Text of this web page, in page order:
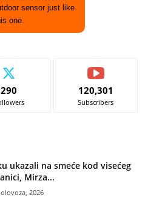
sensor just like
one.
290 120,301
Subscribers
ukazali na smeće kod visećeg
Mirza...
2026